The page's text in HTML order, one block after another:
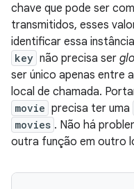
chave que pode ser
transmitidos, esses
identificar essa
key não precisa ser
ser único apenas entre
local de chamada.
movie precisa ter uma
movies . Não há
outra função em outro